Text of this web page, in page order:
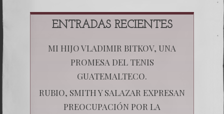
ENTRADAS RECIENTES
MI HIJO VLADIMIR BITKOV, UNA
PROMESA DEL TENIS
GUATEMALTECO.
RUBIO, SMITH Y SALAZAR EXPRESAN
PREOCUPACIÓN POR LA